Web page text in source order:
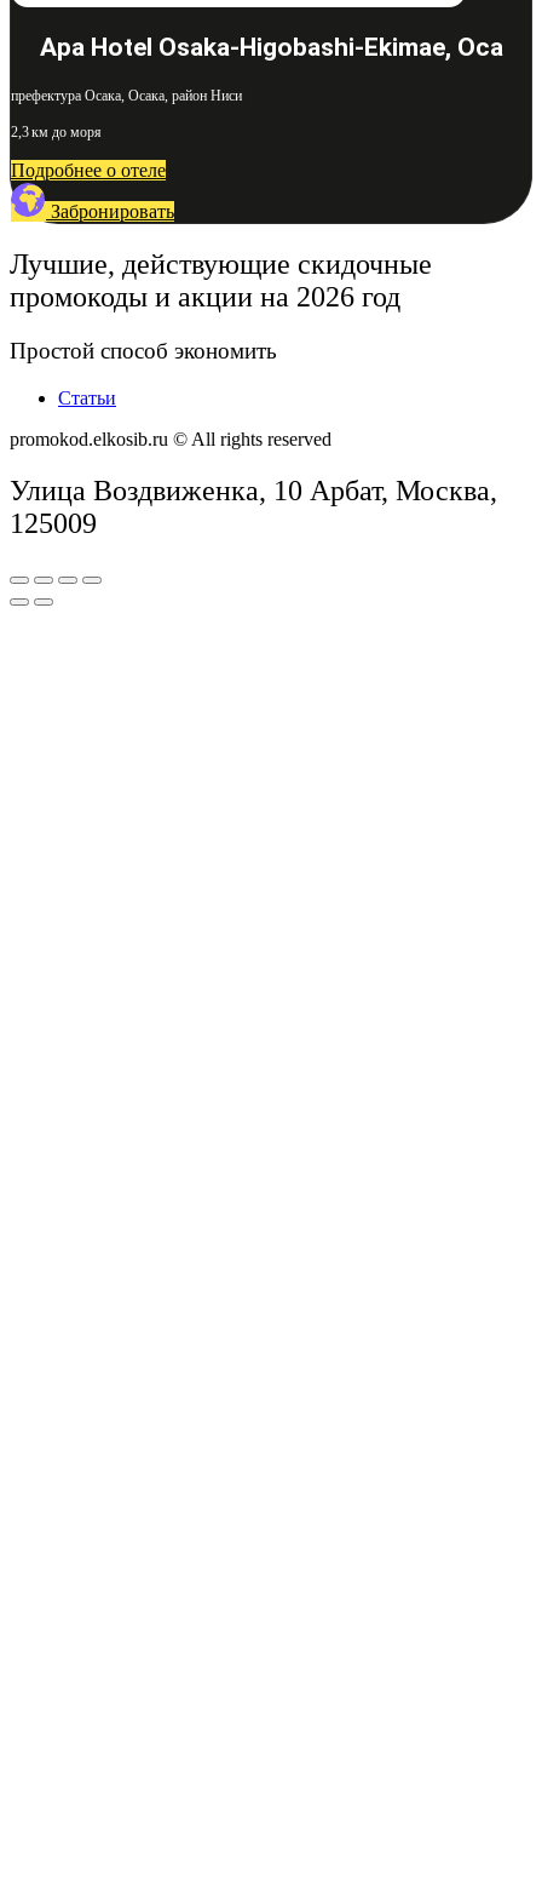
Apa Hotel Osaka-Higobashi-Ekimae, Оса
префектура Осака, Осака, район Ниси
2,3 км до моря
Подробнее о отеле
Забронировать
Лучшие, действующие скидочные
промокоды и акции на 2026 год
Простой способ экономить
Статьи
promokod.elkosib.ru © All rights reserved
Улица Воздвиженка, 10 Арбат, Москва,
125009